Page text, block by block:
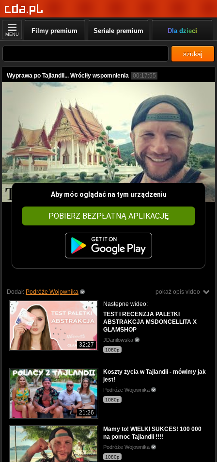
MENU Filmy premium Seriale premium Dla dzieci
szukaj
Wyprawa po Tajlandii... Wróciły wspomnienia 00:17:55
Aby móc oglądać na tym urządzeniu
POBIERZ BEZPŁATNĄ APLIKACJĘ
pokaż opis video
Dodał: Podróże Wojownika
32:27
Następne wideo:
TEST I RECENZJA PALETKI
ABSTRAKCJA MSDONCELLITA X
GLAMSHOP
JDanilowska
1080p
21:26
Koszty życia w Tajlandii - mówimy jak
jest!
Podróże Wojownika
1080p
Mamy to! WIELKI SUKCES! 100 000
na pomoc Tajlandii !!!!
Podróże Wojownika
1080p